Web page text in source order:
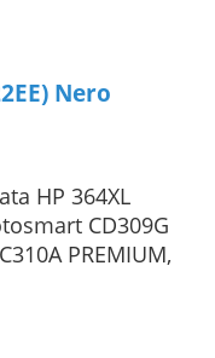
Nero
HP 364XL
CD309G
PREMIUM,